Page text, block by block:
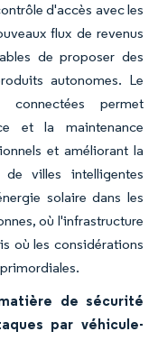
d'accès avec les
flux de revenus
de proposer des
autonomes. Le
connectées permet
et la maintenance
et améliorant la
villes intelligentes
solaire dans les
où l'infrastructure
où les considérations
de sécurité
par véhicule-